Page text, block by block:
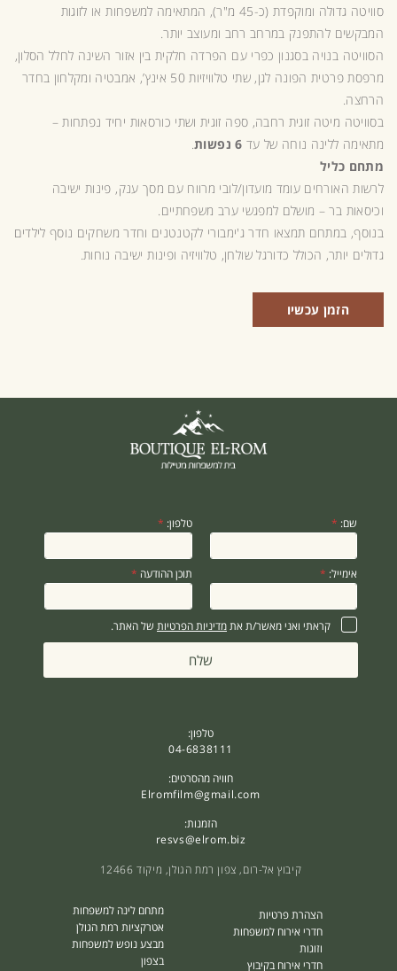
סוויטה גדולה ומוקפדת (כ-45 מ"ר), המתאימה למשפחות או לזוגות
המבקשים להתפנק במרחב רחב ומעוצב יותר.
הסוויטה בנויה בסגנון כפרי עם הפרדה חלקית בין אזור השינה לחלל הסלון,
מרפסת פרטית הפונה לגן, שתי טלוויזיות 50 אינץ’, אמבטיה ומקלחון בחדר
הרחצה.
בסוויטה מיטה זוגית רחבה, ספה זוגית ושתי כורסאות יחיד נפתחות –
מתאימה ללינה נוחה של עד 6 נפשות
.
מתחם כליל
לרשות האורחים עומד מועדון/לובי מרווח עם מסך ענק, פינות ישיבה
וכיסאות בר – מושלם למפגשי ערב משפחתיים.
בנוסף, במתחם תמצאו חדר ג'ימבורי לקטנטנים וחדר משחקים נוסף לילדים
גדולים יותר, הכולל כדורגל שולחן, טלוויזיה ופינות ישיבה נוחות.
הזמן עכשיו
הצהרת פרטיות
חדרי אירוח למשפחות
וזוגות
חדרי אירוח בקיבוץ
מתחם לינה למשפחות
אטרקציות רמת הגולן
מבצע נופש למשפחות
בצפון
הזמנות:
resvs@elrom.biz
חוויה מהסרטים:
Elromfilm@gmail.com
טלפון:
04-6838111
קיבוץ אל-רום, צפון רמת הגולן, מיקוד 12466
שם: * טלפון: * ט
ל
ו
:
ת
כ
ן
ש
ם
אימייל: * תוכן ההודעה *
קראתי ואני מאשר/ת אתמדיניות הפרטיות של האתר.
שלח